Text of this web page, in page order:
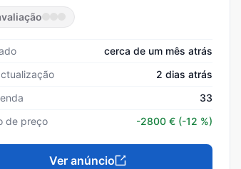
cerca de um mês atrás
2 dias atrás
33
de preço
-2800 € (-12 %)
Ver anúncio